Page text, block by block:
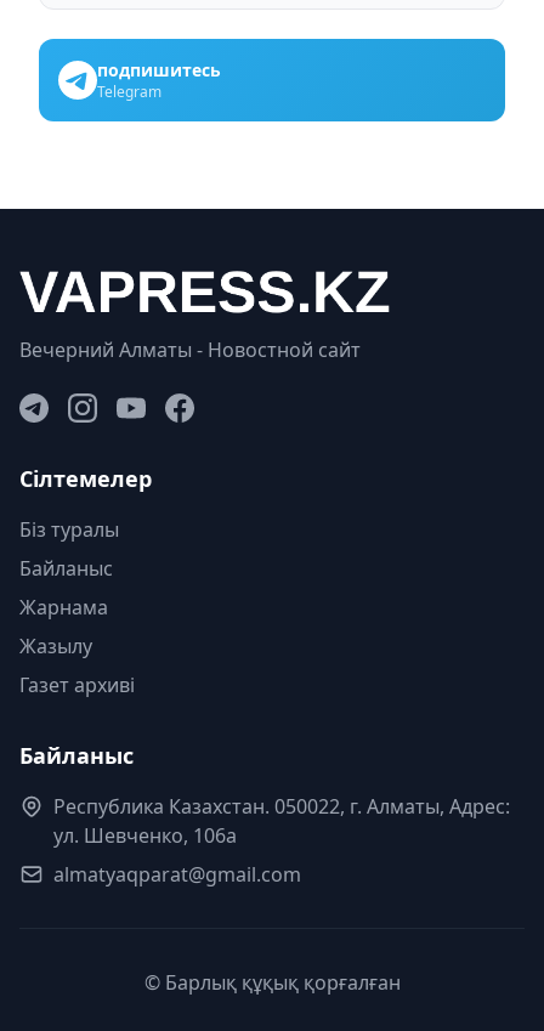
подпишитесь
Telegram
Вечерний Алматы - Новостной сайт
Сілтемелер
Біз туралы
Байланыс
Жарнама
Жазылу
Газет архиві
Байланыс
Республика Казахстан. 050022, г. Алматы, Адрес:
ул. Шевченко, 106а
almatyaqparat@gmail.com
© Барлық құқық қорғалған